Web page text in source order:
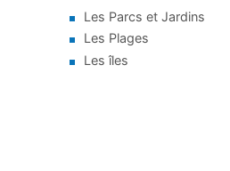
Les Parcs et Jardins
Les Plages
Les îles